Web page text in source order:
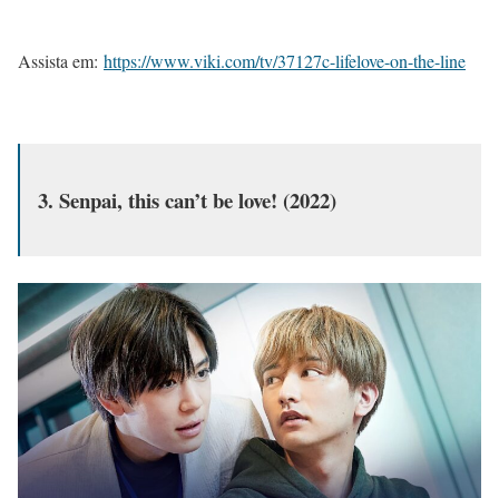
Assista em: https://www.viki.com/tv/37127c-lifelove-on-the-line
3. Senpai, this can’t be love! (2022)